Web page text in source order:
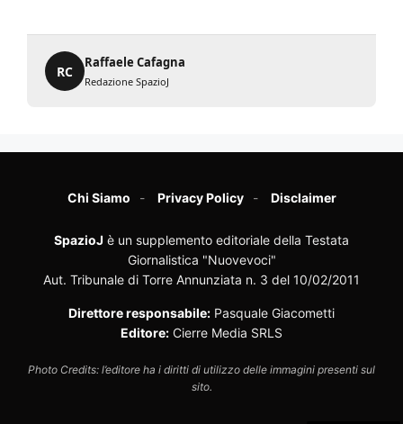
RC
Raffaele Cafagna
Redazione SpazioJ
Chi Siamo Privacy Policy Disclaimer
SpazioJ è un supplemento editoriale della Testata
Giornalistica "Nuovevoci"
Aut. Tribunale di Torre Annunziata n. 3 del 10/02/2011
Direttore responsabile: Pasquale Giacometti
Editore: Cierre Media SRLS
Photo Credits: l’editore ha i diritti di utilizzo delle immagini presenti sul
sito.